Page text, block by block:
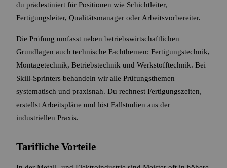
du prädestiniert für Positionen wie Schichtleiter,
Fertigungsleiter, Qualitätsmanager oder Arbeitsvorbereiter.
Die Prüfung umfasst neben betriebswirtschaftlichen
Grundlagen auch technische Fachthemen: Fertigungstechnik,
Montagetechnik, Betriebstechnik und Werkstofftechnik. Bei
Skill-Sprinters behandeln wir alle Prüfungsthemen
systematisch und praxisnah. Du rechnest Fertigungszeiten,
erstellst Arbeitspläne und löst Fallstudien aus der
industriellen Praxis.
Tarifliche Vorteile